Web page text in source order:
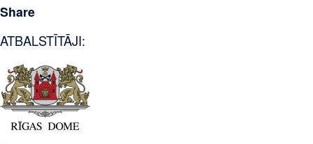
Share
ATBALSTĪTĀJI: